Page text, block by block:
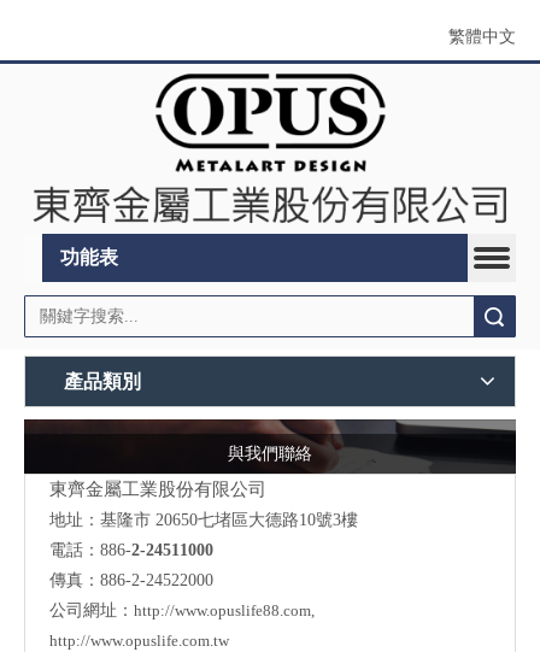
繁體中文
功能表
產品類別
與我們聯絡
東齊金屬工業股份有限公司
地址： 基隆市 20650七堵區大德路10號3樓
電話：886-2-24511000
傳真：886-2-24522000
公司網址： http://www.opuslife88.com,
http://www.opuslife.com.tw